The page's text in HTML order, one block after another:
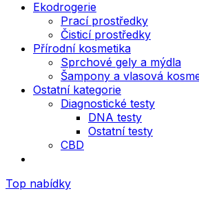
Ekodrogerie
Prací prostředky
Čisticí prostředky
Přírodní kosmetika
Sprchové gely a mýdla
Šampony a vlasová
Ostatní kategorie
Diagnostické testy
DNA testy
Ostatní testy
CBD
Top nabídky